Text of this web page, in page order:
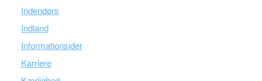
Indendørs
Indland
Informationsider
Karriere